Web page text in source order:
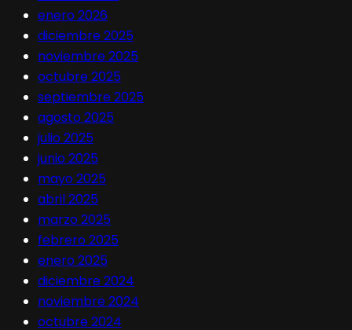
enero 2026
diciembre 2025
noviembre 2025
octubre 2025
septiembre 2025
agosto 2025
julio 2025
junio 2025
mayo 2025
abril 2025
marzo 2025
febrero 2025
enero 2025
diciembre 2024
noviembre 2024
octubre 2024